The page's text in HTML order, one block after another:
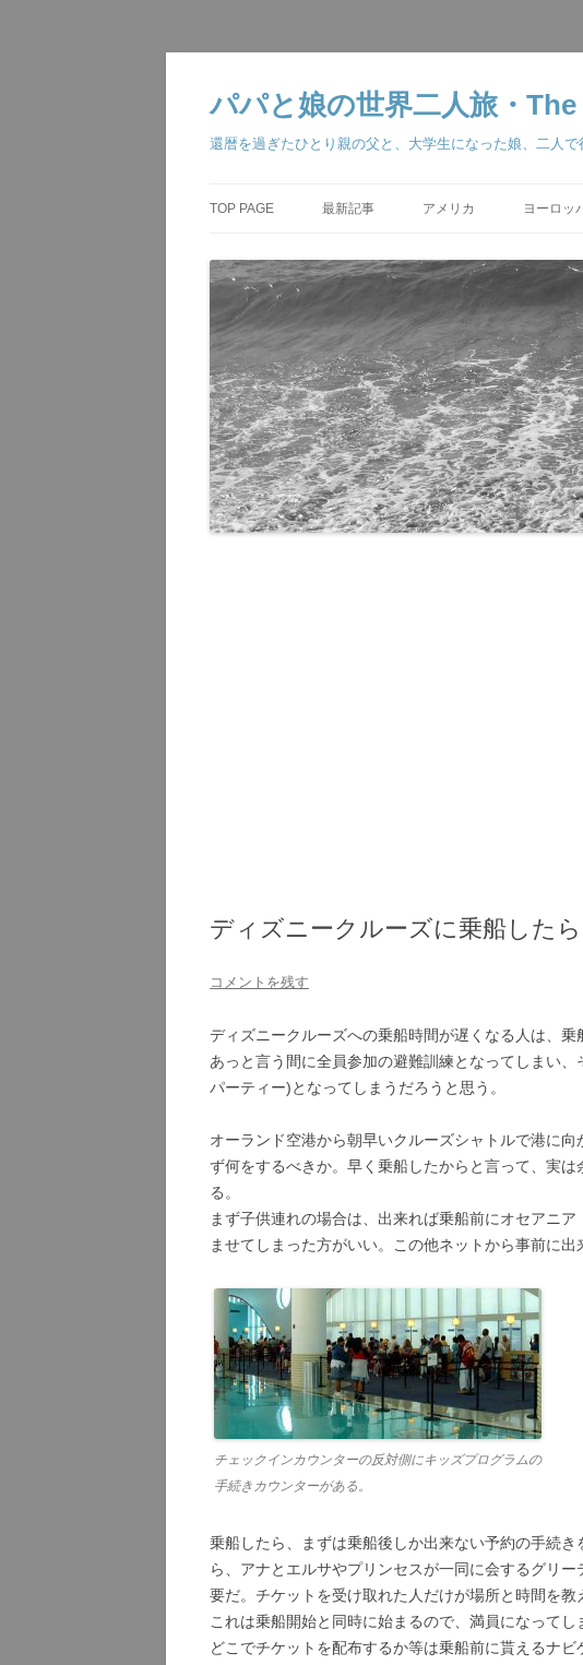
ン
ツ
へ
ス
パパと娘の世界二人旅・
還暦を過ぎたひとり親の父と、大学生になった娘、二人
TOP PAGE 最新記事 アメリカ
ベガス・ロス準備編 2018
ラスベガス 2018
ロサンゼルス 2018
アナハイム 2018
オーランド・ディズニーク
ヨーロッ
ディズニークルーズに乗船した
コメントを残す
ディズニークルーズへの乗船時間が遅くなる人は、乗
あっと言う間に全員参加の避難訓練となってしまい
パーティー)となってしまうだろうと思う。
オーランド空港から朝早いクルーズシャトルで港に
ず何をするべきか。早く乗船したからと言って、実
る。
まず子供連れの場合は、出来れば乗船前にオセアニ
ませてしまった方がいい。この他ネットから事前に出
チェックインカウンターの反対側にキッズプログラムの
手続きカウンターがある。
乗船したら、まずは乗船後しか出来ない予約の手続
ら、アナとエルサやプリンセスが一同に会するグリ
要だ。チケットを受け取れた人だけが場所と時間を教
これは乗船開始と同時に始まるので、満員になってし
どこでチケットを配布するか等は乗船前に貰えるナビ